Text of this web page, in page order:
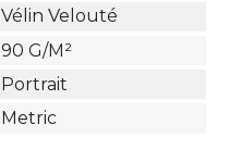
Vélin Velouté
90 G/m²
Portrait
Metric